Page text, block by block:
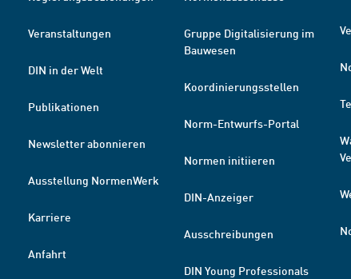
Veranstaltungen
DIN in der Welt
Publikationen
Newsletter abonnieren
Ausstellung NormenWerk
Karriere
Anfahrt
Gruppe Digitalisierung im
Bauwesen
Koordinierungsstellen
Norm-Entwurfs-Portal
Normen initiieren
DIN-Anzeiger
Ausschreibungen
DIN Young Professionals